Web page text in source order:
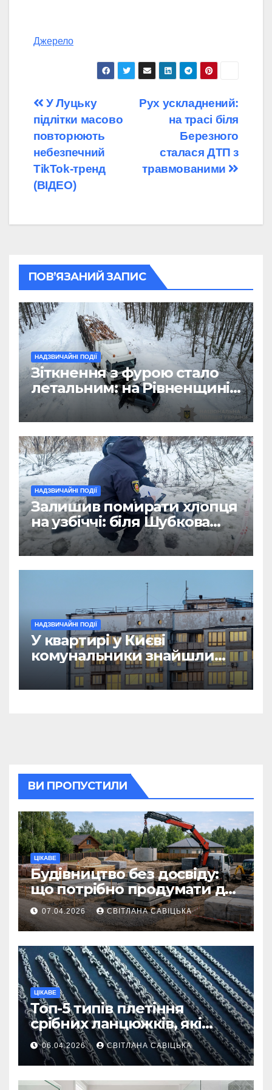
Джерело
Навігація
записів
Рух ускладнений:
на трасі біля
Березного
сталася ДТП з
травмованими
У Луцьку
підлітки масово
повторюють
небезпечний
TikTok-тренд
(ВІДЕО)
ПОВ’ЯЗАНИЙ ЗАПИС
НАДЗВИЧАЙНІ ПОДІЇ
Зіткнення з фурою стало
летальним: на Рівненщині
загинув водій легковика
НАДЗВИЧАЙНІ ПОДІЇ
Залишив помирати хлопця
на узбіччі: біля Шубкова
сталася смертельна ДТП
НАДЗВИЧАЙНІ ПОДІЇ
У квартирі у Києві
комунальники знайшли
мумію
ВИ ПРОПУСТИЛИ
ЦІКАВЕ
Будівництво без досвіду:
що потрібно продумати до
першої доставки на
ділянку
07.04.2026 СВІТЛАНА САВІЦЬКА
ЦІКАВЕ
Топ-5 типів плетіння
срібних ланцюжків, які
вважаються
найнадійнішими
06.04.2026 СВІТЛАНА САВІЦЬКА